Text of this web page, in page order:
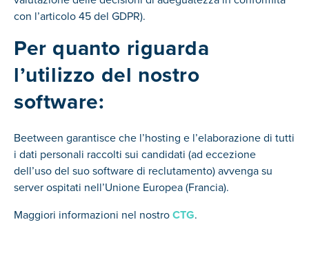
con l’articolo 45 del GDPR).
Per quanto riguarda
l’utilizzo del nostro
software:
Beetween garantisce che l’hosting e l’elaborazione di tutti
i dati personali raccolti sui candidati (ad eccezione
dell’uso del suo software di reclutamento) avvenga su
server ospitati nell’Unione Europea (Francia).
Maggiori informazioni nel nostroCTG.